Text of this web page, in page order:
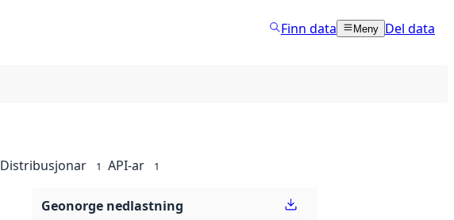
Finn data Meny Del data
Distribusjonar 1 API-ar 1
Geonorge nedlastning